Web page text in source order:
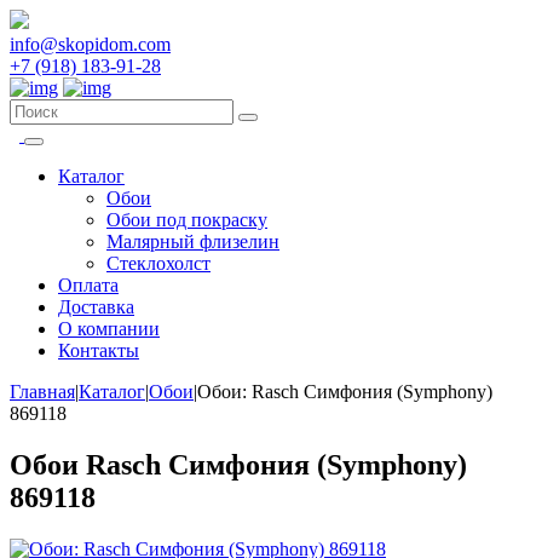
info@skopidom.com
+7 (918) 183-91-28
Каталог
Обои
Обои под покраску
Малярный флизелин
Стеклохолст
Оплата
Доставка
О компании
Контакты
Главная|Каталог|Обои|Обои: Rasch Симфония (Symphony)
869118
Обои Rasch Симфония (Symphony)
869118